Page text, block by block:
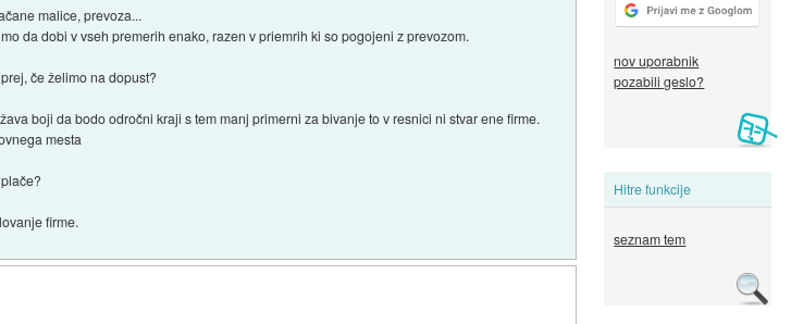
nov uporabnik
pozabili geslo?
Hitre funkcije
seznam tem
malice, prevoza...
da dobi v vseh premerih enako, razen v priemrih ki so pogojeni z prevozom.
če želimo na dopust?
boji da bodo odročni kraji s tem manj primerni za bivanje to v resnici ni stvar ene firme.
mesta
firme.